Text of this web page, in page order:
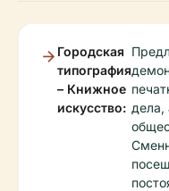
Городская
типография
– Книжное
искусство: дела,